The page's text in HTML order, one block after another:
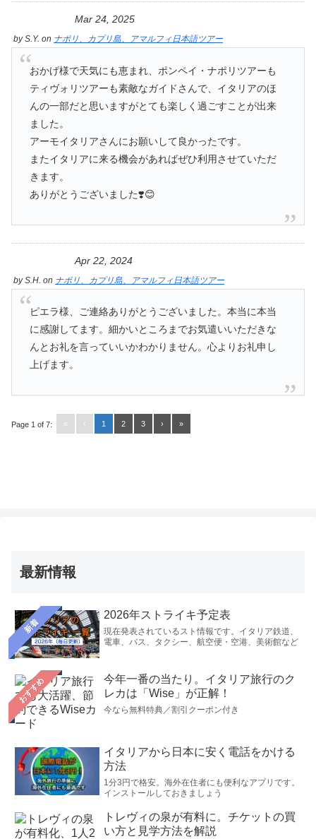
Mar 24, 2025
byS.Y. on ナポリ、カプリ島、アマルフィ日本語ツアー
おかげ様で天気にも恵まれ、ポンペイ・ナポリツアーも
ティヴォリツアーも素敵なガイドさんで、イタリアのほ
んの一部だと思いますがとても楽しく過ごすことが出来
ました。
アーモイタリアさんにお願いして良かったです。
またイタリアに来る機会があればぜひ利用させていただ
きます。
ありがとうございました❣️😊
Apr 22, 2024
byS.H. on ナポリ、カプリ島、アマルフィ日本語ツアー
ピエラ様、ご連絡ありがとうございました。本当に本当
に感謝してます。細かいところまでお気遣いいただきな
んとお礼を言っていいかわかりません。心よりお礼申し
上げます。
Page 1 of 7: « ‹ 1 2 3 › »
最新情報
新着
2026年ストライキ予定表
現在発表されているスト情報です。イタリア鉄道、
電車、バス、タクシー、航空便・空港、美術館など
おすすめ
今年一番の当たり。イタリア旅行のク
レカは「Wise」が正解！
今なら無料特典／割引クーポン付き
イタリアから日本に安く電話をかける
方法
1分3円で格安。海外在住者にも便利なアプリです。
インストールしておきましょう
トレヴィの泉が有料に。チケットの買
い方と見学方法を解説